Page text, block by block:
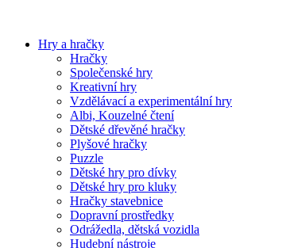
Hry a hračky
Hračky
Společenské hry
Kreativní hry
Vzdělávací a experimentální hry
Albi, Kouzelné čtení
Dětské dřevěné hračky
Plyšové hračky
Puzzle
Dětské hry pro dívky
Dětské hry pro kluky
Hračky stavebnice
Dopravní prostředky
Odrážedla, dětská vozidla
Hudební nástroje